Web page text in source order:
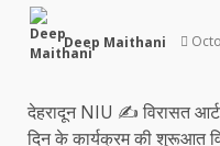
Deep Maithani
देहरादून NIU ✍️ विरासत
दिन के कार्यक्रम की शुरूआत